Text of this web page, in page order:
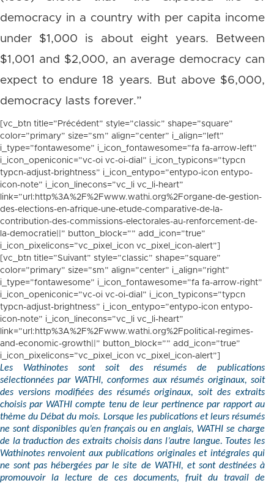
democracy in a country with per capita income
under $1,000 is about eight years. Between
$1,001 and $2,000, an average democracy can
expect to endure 18 years. But above $6,000,
democracy lasts forever.”
[vc_btn title=”Précédent” style=”classic” shape=”square”
color=”primary” size=”sm” align=”center” i_align=”left”
i_type=”fontawesome” i_icon_fontawesome=”fa fa-arrow-left”
i_icon_openiconic=”vc-oi vc-oi-dial” i_icon_typicons=”typcn
typcn-adjust-brightness” i_icon_entypo=”entypo-icon entypo-
icon-note” i_icon_linecons=”vc_li vc_li-heart”
link=”url:http%3A%2F%2Fwww.wathi.org%2Forgane-de-gestion-
des-elections-en-afrique-une-etude-comparative-de-la-
contribution-des-commissions-electorales-au-renforcement-de-
la-democratie||” button_block=”” add_icon=”true”
i_icon_pixelicons=”vc_pixel_icon vc_pixel_icon-alert”]
[vc_btn title=”Suivant” style=”classic” shape=”square”
color=”primary” size=”sm” align=”center” i_align=”right”
i_type=”fontawesome” i_icon_fontawesome=”fa fa-arrow-right”
i_icon_openiconic=”vc-oi vc-oi-dial” i_icon_typicons=”typcn
typcn-adjust-brightness” i_icon_entypo=”entypo-icon entypo-
icon-note” i_icon_linecons=”vc_li vc_li-heart”
link=”url:http%3A%2F%2Fwww.wathi.org%2Fpolitical-regimes-
and-economic-growth||” button_block=”” add_icon=”true”
i_icon_pixelicons=”vc_pixel_icon vc_pixel_icon-alert”]
Les Wathinotes sont soit des résumés de publications
sélectionnées par WATHI, conformes aux résumés originaux, soit
des versions modifiées des résumés originaux, soit des extraits
choisis par WATHI compte tenu de leur pertinence par rapport au
thème du Débat du mois. Lorsque les publications et leurs résumés
ne sont disponibles qu’en français ou en anglais, WATHI se charge
de la traduction des extraits choisis dans l’autre langue. Toutes les
Wathinotes renvoient aux publications originales et intégrales qui
ne sont pas hébergées par le site de WATHI, et sont destinées à
promouvoir la lecture de ces documents, fruit du travail de